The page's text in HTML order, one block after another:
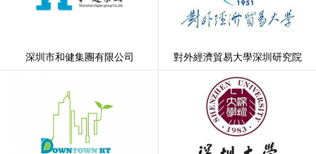
深圳市和健集團有限公司 對外經濟貿易大學深圳研究院